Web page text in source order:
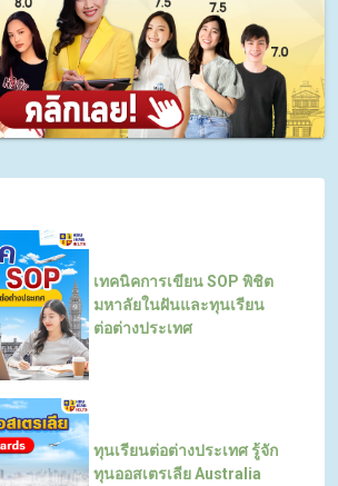
เทคนิคการเขียน SOP พิชิต
มหาลัยในฝันและทุนเรียน
ต่อต่างประเทศ
ทุนเรียนต่อต่างประเทศ รู้จัก
ทุนออสเตรเลีย Australia